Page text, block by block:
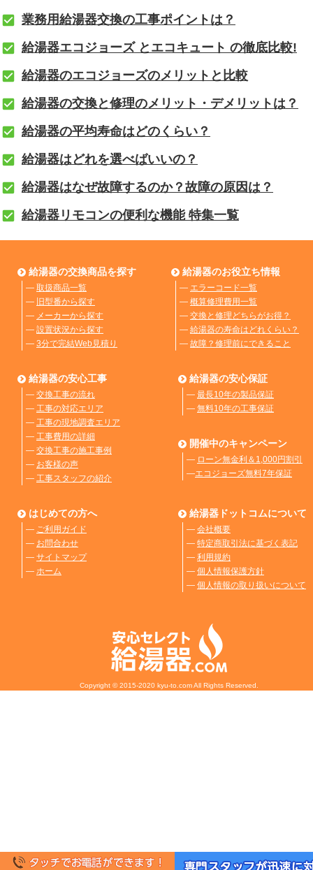
業務用給湯器交換の工事ポイントは？
給湯器エコジョーズ とエコキュート の徹底比較!
給湯器のエコジョーズのメリットと比較
給湯器の交換と修理のメリット・デメリットは？
給湯器の平均寿命はどのくらい？
給湯器はどれを選べばいいの？
給湯器はなぜ故障するのか？故障の原因は？
給湯器リモコンの便利な機能 特集一覧
給湯器の交換商品を探す
― 取扱商品一覧
― 旧型番から探す
― メーカーから探す
― 設置状況から探す
― 3分で完結Web見積り
給湯器のお役立ち情報
― エラーコード一覧
― 概算修理費用一覧
― 交換と修理どちらがお得？
― 給湯器の寿命はどれくらい？
― 故障？修理前にできること
給湯器の安心工事
― 交換工事の流れ
― 工事の対応エリア
― 工事の現地調査エリア
― 工事費用の詳細
― 交換工事の施工事例
― お客様の声
― 工事スタッフの紹介
給湯器の安心保証
― 最長10年の製品保証
― 無料10年の工事保証
開催中のキャンペーン
― ローン無金利＆1,000円割引
―エコジョーズ無料7年保証
はじめての方へ
― ご利用ガイド
― お問合わせ
― サイトマップ
― ホーム
給湯器ドットコムについて
― 会社概要
― 特定商取引法に基づく表記
― 利用規約
― 個人情報保護方針
― 個人情報の取り扱いについて
Copyright © 2015-2020 kyu-to.com All Rights Reserved.